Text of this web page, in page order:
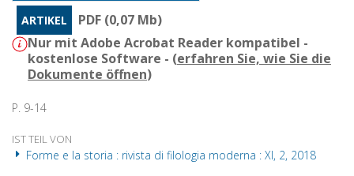
ARTIKEL
PDF (0,07 Mb)
Nur mit Adobe Acrobat Reader kompatibel -
kostenlose Software - (erfahren Sie, wie Sie die
Dokumente öffnen)
P. 9-14
IST TEIL VON
Forme e la storia : rivista di filologia moderna : XI, 2, 2018